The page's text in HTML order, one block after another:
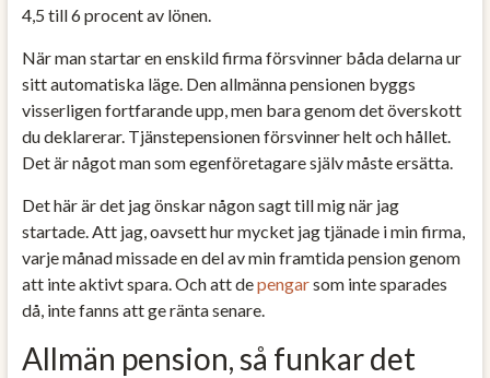
4,5 till 6 procent av lönen.
När man startar en enskild firma försvinner båda delarna ur
sitt automatiska läge. Den allmänna pensionen byggs
visserligen fortfarande upp, men bara genom det överskott
du deklarerar. Tjänstepensionen försvinner helt och hållet.
Det är något man som egenföretagare själv måste ersätta.
Det här är det jag önskar någon sagt till mig när jag
startade. Att jag, oavsett hur mycket jag tjänade i min firma,
varje månad missade en del av min framtida pension genom
att inte aktivt spara. Och att depengarsom inte sparades
då, inte fanns att ge ränta senare.
Allmän pension, så funkar det